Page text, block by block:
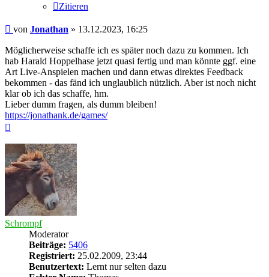
Zitieren
Beitrag
von Jonathan » 13.12.2023, 16:25
Möglicherweise schaffe ich es später noch dazu zu kommen. Ich
hab Harald Hoppelhase jetzt quasi fertig und man könnte ggf. eine
Art Live-Anspielen machen und dann etwas direktes Feedback
bekommen - das fänd ich unglaublich nützlich. Aber ist noch nicht
klar ob ich das schaffe, hm.
Lieber dumm fragen, als dumm bleiben!
https://jonathank.de/games/
Schrompf
Moderator
Beiträge: 5406
Registriert: 25.02.2009, 23:44
Benutzertext: Lernt nur selten dazu